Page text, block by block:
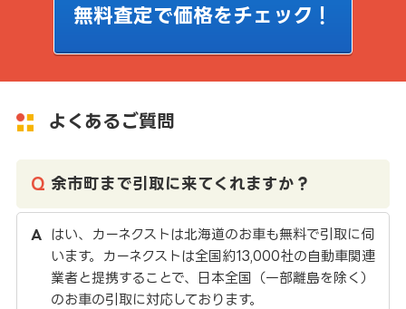
無料査定で価格をチェック！
よくあるご質問
余市町まで引取に来てくれますか？
はい、カーネクストは北海道のお車も無料で引取に伺
います。カーネクストは全国約13,000社の自動車関連
業者と提携することで、日本全国（一部離島を除く）
のお車の引取に対応しております。